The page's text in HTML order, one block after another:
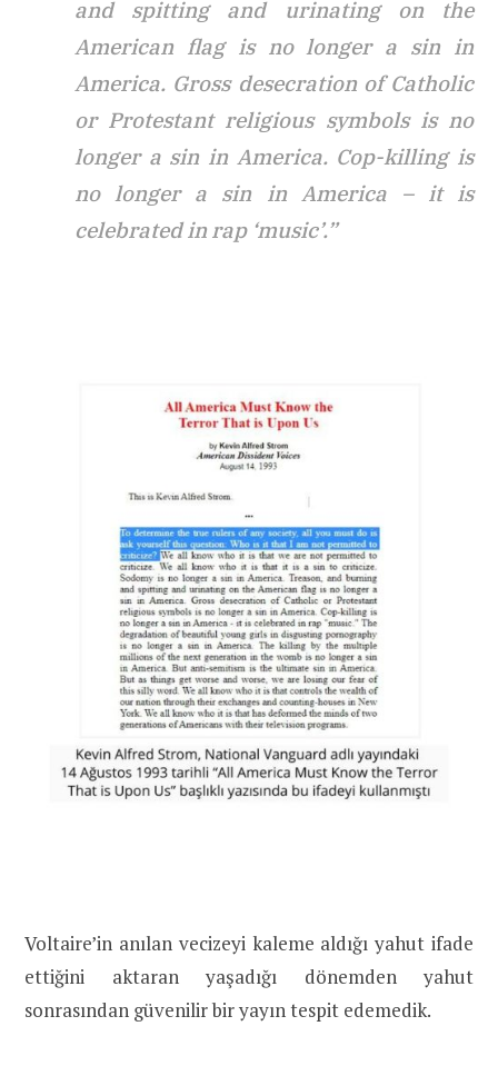
and spitting and urinating on the
American flag is no longer a sin in
America. Gross desecration of Catholic
or Protestant religious symbols is no
longer a sin in America. Cop-killing is
no longer a sin in America – it is
celebrated in rap ‘music’.”
Voltaire’in anılan vecizeyi kaleme aldığı yahut ifade
ettiğini aktaran yaşadığı dönemden yahut
sonrasından güvenilir bir yayın tespit edemedik.